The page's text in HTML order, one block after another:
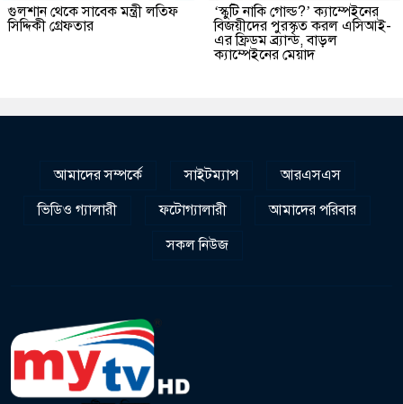
গুলশান থেকে সাবেক মন্ত্রী লতিফ
সিদ্দিকী গ্রেফতার
‘স্কুটি নাকি গোল্ড?’ ক্যাম্পেইনের
বিজয়ীদের পুরস্কৃত করল এসিআই-
এর ফ্রিডম ব্র্যান্ড, বাড়ল
ক্যাম্পেইনের মেয়াদ
আমাদের সম্পর্কে সাইটম্যাপ
আরএসএস
ভিডিও গ্যালারী
ফটোগ্যালারী
আমাদের পরিবার
সকল নিউজ